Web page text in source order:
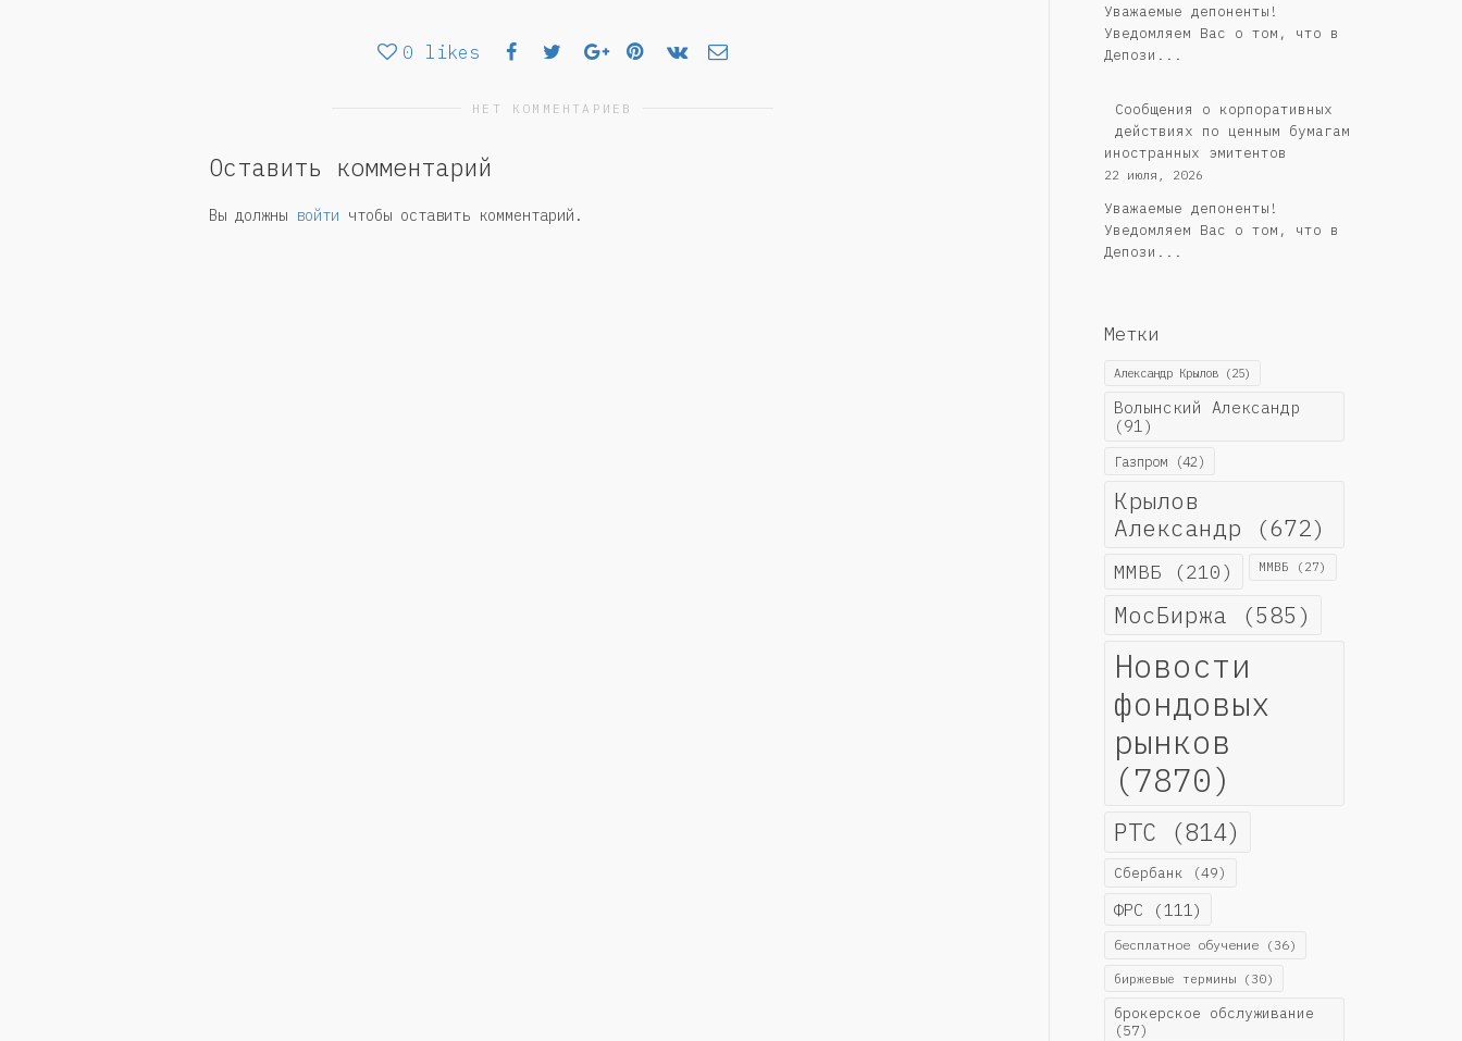
0 likes
НЕТ КОММЕНТАРИЕВ
Оставить комментарий
Вы должны войти чтобы оставить комментарий.
Уважаемые депоненты!
Уведомляем Вас о том, что в
Депози...
Сообщения о корпоративных
действиях по ценным бумагам
иностранных эмитентов
22 июля, 2026
Уважаемые депоненты!
Уведомляем Вас о том, что в
Депози...
Метки
Александр Крылов(25)
Волынский Александр
(91)
Газпром(42)
Крылов
Александр (672)
ММВБ (210) ММВБ (27)
МосБиржа (585)
Новости
фондовых
рынков
(7870)
РТС (814)
Сбербанк (49)
ФРС (111)
бесплатное обучение(36)
биржевые термины(30)
брокерское обслуживание
(57)